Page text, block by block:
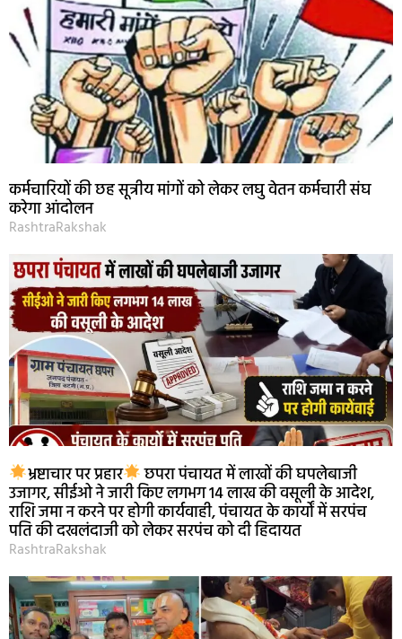
कर्मचारियों की छह सूत्रीय मांगों को लेकर लघु वेतन कर्मचारी संघ
करेगा आंदोलन
RashtraRakshak
भ्रष्टाचार पर प्रहार छपरा पंचायत में लाखों की घपलेबाजी
उजागर, सीईओ ने जारी किए लगभग 14 लाख की वसूली के आदेश,
राशि जमा न करने पर होगी कार्यवाही, पंचायत के कार्यों में सरपंच
पति की दखलंदाजी को लेकर सरपंच को दी हिदायत
RashtraRakshak